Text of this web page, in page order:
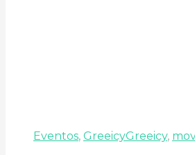
Eventos, GreeicyGreeicy,